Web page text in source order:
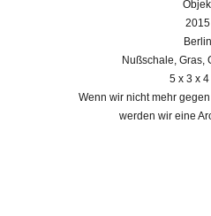
2015
Berlin
Nußschale, Gras,
5 x 3 x
Wenn wir nicht mehr
werden wir eine